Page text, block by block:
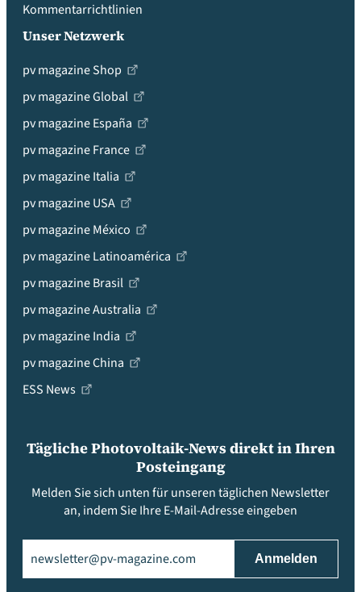
Kommentarrichtlinien
Unser Netzwerk
pv magazine Shop
pv magazine Global
pv magazine España
pv magazine France
pv magazine Italia
pv magazine USA
pv magazine México
pv magazine Latinoamérica
pv magazine Brasil
pv magazine Australia
pv magazine India
pv magazine China
ESS News
Tägliche Photovoltaik-News direkt in Ihren
Posteingang
Melden Sie sich unten für unseren täglichen Newsletter
an, indem Sie Ihre E-Mail-Adresse eingeben